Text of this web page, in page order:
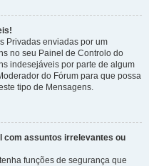
Privadas enviadas por um
no seu Painel de Controlo do
indesejáveis por parte de algum
do Fórum para que possa
tipo de Mensagens.
com assuntos irrelevantes ou
funções de segurança que